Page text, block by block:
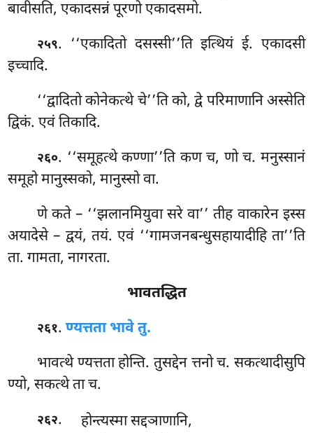
बावीसति, एकादसन्नं पूरणो एकादसमो.
२५९. ‘‘एकादितो दसस्सी’’ति इत्थियं ई. एकादसी
इच्चादि.
‘‘द्वादितो कोनेकत्थे चे’’ति को, द्वे परिमाणानि अस्सेति
द्विकं. एवं तिकादि.
२६०. ‘‘समूहत्थेकण्णा’’ति कण च, णो च. मनुस्सानं
समूहो मानुस्सको, मानुस्सो वा.
णे कते – ‘‘झलानमियुवा सरे वा’’ तीह वाकारेन इस्स
अयादेसे – द्वयं, तयं. एवं ‘‘गामजनबन्धुसहायादीहि ता’’ति
ता. गामता, नागरता.
भावतद्धित
२६१.ण्यत्तता भावे तु.
भावत्थे ण्यत्तता होन्ति. तुसद्देन त्तनो च. सकत्थादीसुपि
ण्यो, सकत्थे ता च.
२६२. होन्त्यस्मासद्दञाणानि,